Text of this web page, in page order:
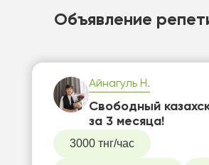
Объявление
Айнагуль Н.
Свободный
за 3 месяца!
3000 тнг/час